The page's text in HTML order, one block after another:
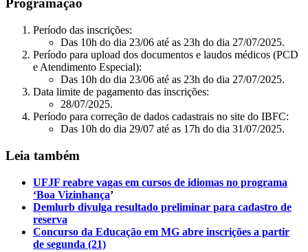
Programação
Período das inscrições:
Das 10h do dia 23/06 até as 23h do dia 27/07/2025.
Período para upload dos documentos e laudos médicos (PCD
e Atendimento Especial):
Das 10h do dia 23/06 até as 23h do dia 27/07/2025.
Data limite de pagamento das inscrições:
28/07/2025.
Período para correção de dados cadastrais no site do IBFC:
Das 10h do dia 29/07 até as 17h do dia 31/07/2025.
Leia também
UFJF reabre vagas em cursos de idiomas no programa
‘Boa Vizinhança’
Demlurb divulga resultado preliminar para cadastro de
reserva
Concurso da Educação em MG abre inscrições a partir
de segunda (21)